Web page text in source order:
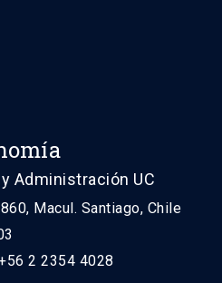
Administración UC
Macul. Santiago, Chile
2 2354 4028